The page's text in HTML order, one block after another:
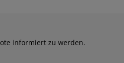
informiert zu werden.